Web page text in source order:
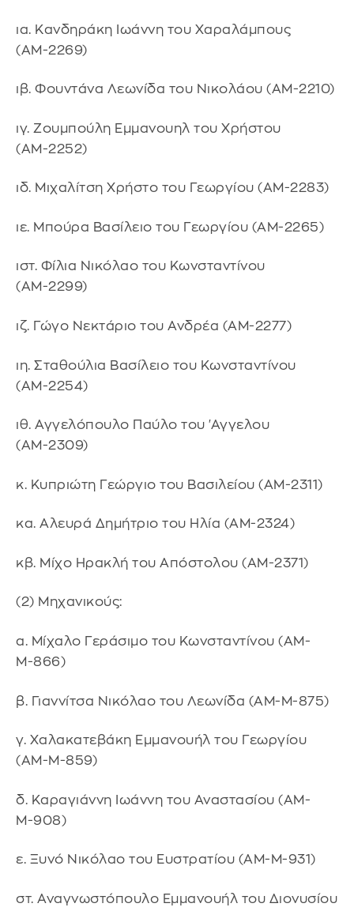
ια. Κανδηράκη Ιωάννη του Χαραλάμπους
(ΑΜ-2269)
ιβ. Φουντάνα Λεωνίδα του Νικολάου (ΑΜ-2210)
ιγ. Ζουμπούλη Εμμανουηλ του Χρήστου
(ΑΜ-2252)
ιδ. Μιχαλίτση Χρήστο του Γεωργίου (ΑΜ-2283)
ιε. Μπούρα Βασίλειο του Γεωργίου (ΑΜ-2265)
ιστ. Φίλια Νικόλαο του Κωνσταντίνου
(ΑΜ-2299)
ιζ. Γώγο Νεκτάριο του Ανδρέα (ΑΜ-2277)
ιη. Σταθούλια Βασίλειο του Κωνσταντίνου
(ΑΜ-2254)
ιθ. Αγγελόπουλο Παύλο του 'Αγγελου
(ΑΜ-2309)
κ. Κυπριώτη Γεώργιο του Βασιλείου (ΑΜ-2311)
κα. Αλευρά Δημήτριο του Ηλία (ΑΜ-2324)
κβ. Μίχο Ηρακλή του Απόστολου (ΑΜ-2371)
(2) Μηχανικούς:
α. Μίχαλο Γεράσιμο του Κωνσταντίνου (ΑΜ-
Μ-866)
β. Γιαννίτσα Νικόλαο του Λεωνίδα (ΑΜ-Μ-875)
γ. Χαλακατεβάκη Εμμανουήλ του Γεωργίου
(ΑΜ-Μ-859)
δ. Καραγιάννη Ιωάννη του Αναστασίου (ΑΜ-
Μ-908)
ε. Ξυνό Νικόλαο του Ευστρατίου (ΑΜ-Μ-931)
στ. Αναγνωστόπουλο Εμμανουήλ του Διονυσίου